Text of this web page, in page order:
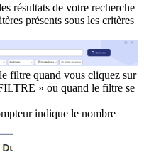
résultats de votre recherche
présents sous les critères
filtre quand vous cliquez sur
» ou quand le filtre se
indique le nombre